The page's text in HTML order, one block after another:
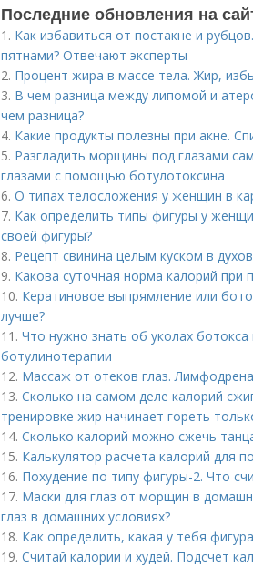
Последние обновления на
1. Как избавиться от постакне и
пятнами? Отвечают эксперты
2. Процент жира в массе тела. Жир,
3. В чем разница между липомой и
чем разница?
4. Какие продукты полезны при акне.
5. Разгладить морщины под глазами
глазами с помощью ботулотоксина
6. О типах телосложения у женщин в
7. Как определить типы фигуры у
своей фигуры?
8. Рецепт свинина целым куском в
9. Какова суточная норма калорий
10. Кератиновое выпрямление или
лучше?
11. Что нужно знать об уколах
ботулинотерапии
12. Массаж от отеков глаз.
13. Сколько на самом деле калорий
тренировке жир начинает гореть
14. Сколько калорий можно сжечь
15. Калькулятор расчета калорий для
16. Похудение по типу фигуры-2. Что
17. Маски для глаз от морщин в
глаз в домашних условиях?
18. Как определить, какая у тебя
19. Считай калории и худей. Подсчет